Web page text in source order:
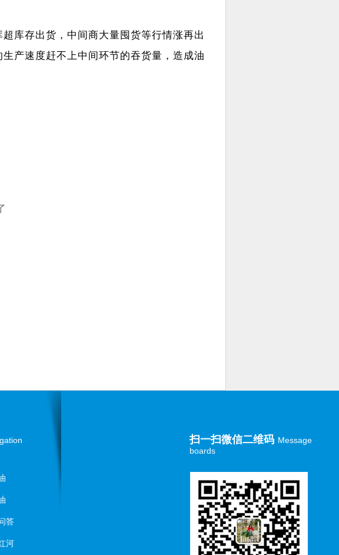
库存出货，中间商大量囤货等行情涨再出
产速度赶不上中间环节的吞货量，造成油
答
河
扫一扫微信二维码 Message
boards